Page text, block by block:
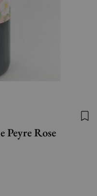
Peyre Rose